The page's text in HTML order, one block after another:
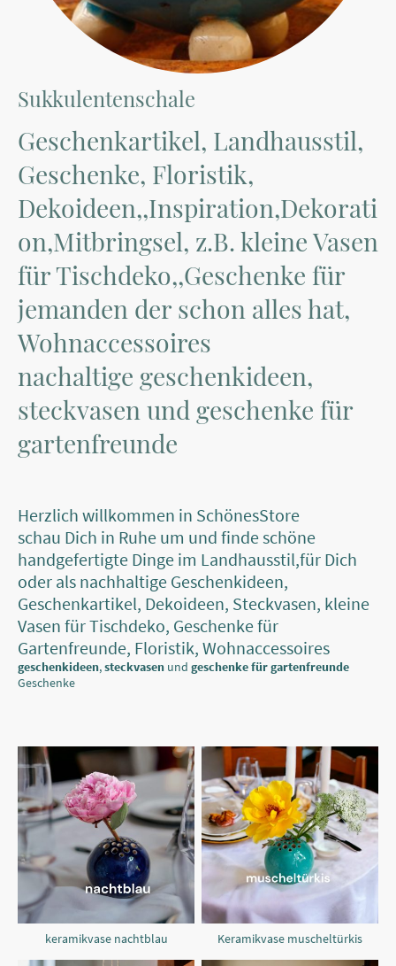
Sukkulentenschale
Geschenkartikel, Landhausstil,
Geschenke, Floristik,
Dekoideen,,Inspiration,Dekorati
on,Mitbringsel, z.B. kleine Vasen
für Tischdeko,,Geschenke für
jemanden der schon alles hat,
Wohnaccessoires
nachaltige geschenkideen,
steckvasen und geschenke für
gartenfreunde
Herzlich willkommen in SchönesStore
schau Dich in Ruhe um und finde schöne
handgefertigte Dinge im Landhausstil,für Dich
oder als nachhaltige Geschenkideen,
Geschenkartikel, Dekoideen, Steckvasen, kleine
Vasen für Tischdeko, Geschenke für
Gartenfreunde, Floristik, Wohnaccessoires
geschenkideen,steckvasen und geschenke für gartenfreunde
Geschenke
keramikvase nachtblau Keramikvase muscheltürkis